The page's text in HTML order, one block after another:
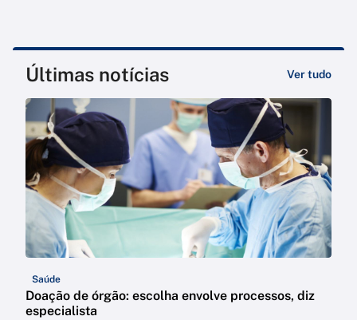
Últimas notícias Ver tudo
Saúde
Doação de órgão: escolha envolve processos, diz
especialista